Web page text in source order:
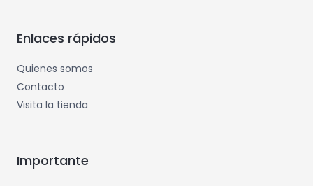
Enlaces rápidos
Quienes somos
Contacto
Visita la tienda
Importante